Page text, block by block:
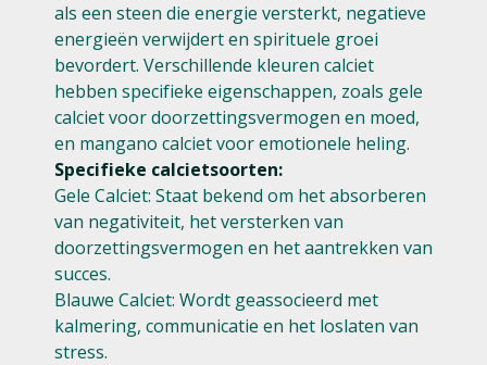
als een steen die energie versterkt, negatieve
energieën verwijdert en spirituele groei
bevordert. Verschillende kleuren calciet
hebben specifieke eigenschappen, zoals gele
calciet voor doorzettingsvermogen en moed,
en mangano calciet voor emotionele heling.
Specifieke calcietsoorten:
Gele Calciet: Staat bekend om het absorberen
van negativiteit, het versterken van
doorzettingsvermogen en het aantrekken van
succes.
Blauwe Calciet: Wordt geassocieerd met
kalmering, communicatie en het loslaten van
stress.